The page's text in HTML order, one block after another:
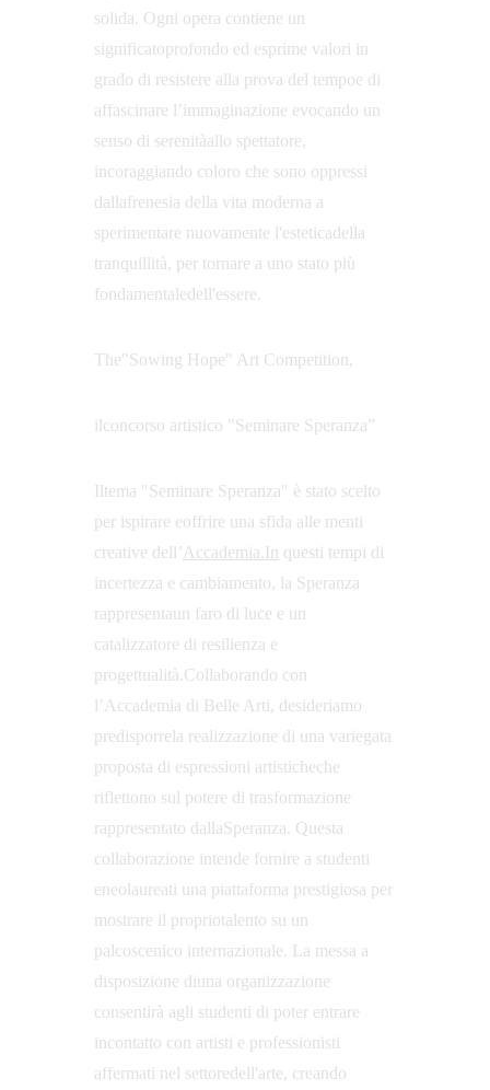
solida. Ogni opera contiene un
significatoprofondo ed esprime valori in
grado di resistere alla prova del tempoe di
affascinare l’immaginazione evocando un
senso di serenitàallo spettatore,
incoraggiando coloro che sono oppressi
dallafrenesia della vita moderna a
sperimentare nuovamente l'esteticadella
tranquillità, per tornare a uno stato più
fondamentaledell'essere.
The"Sowing Hope" Art Competition,
ilconcorso artistico "Seminare Speranza”
Iltema "Seminare Speranza" è stato scelto
per ispirare eoffrire una sfida alle menti
creative dell’ Accademia.In questi tempi di
incertezza e cambiamento, la Speranza
rappresentaun faro di luce e un
catalizzatore di resilienza e
progettualità.Collaborando con
l’Accademia di Belle Arti, desideriamo
predisporrela realizzazione di una variegata
proposta di espressioni artisticheche
riflettono sul potere di trasformazione
rappresentato dallaSperanza. Questa
collaborazione intende fornire a studenti
eneolaureati una piattaforma prestigiosa per
mostrare il propriotalento su un
palcoscenico internazionale. La messa a
disposizione diuna organizzazione
consentirà agli studenti di poter entrare
incontatto con artisti e professionisti
affermati nel settoredell'arte, creando